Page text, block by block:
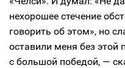
нехорошее стечение
говорить об этом», но
оставили меня без этой
с большой победой, —